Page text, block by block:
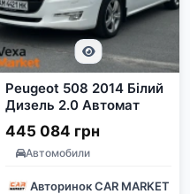
Peugeot 508 2014 Білий
Дизель 2.0 Автомат
445 084 грн
Автомобили
Авторинок CAR MARKET